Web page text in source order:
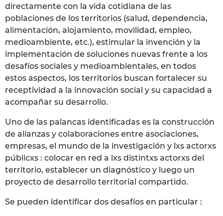
directamente con la vida cotidiana de las
poblaciones de los territorios (salud, dependencia,
alimentación, alojamiento, movilidad, empleo,
medioambiente, etc.), estimular la invención y la
implementación de soluciones nuevas frente a los
desafíos sociales y medioambientales, en todos
estos aspectos, los territorios buscan fortalecer su
receptividad a la innovación social y su capacidad a
acompañar su desarrollo.
Uno de las palancas identificadas es la construcción
de alianzas y colaboraciones entre asociaciones,
empresas, el mundo de la investigación y lxs actorxs
públicxs : colocar en red a lxs distintxs actorxs del
territorio, establecer un diagnóstico y luego un
proyecto de desarrollo territorial compartido.
Se pueden identificar dos desafíos en particular :